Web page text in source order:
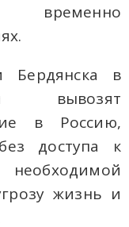
временно
Бердянска в
вывозят
в Россию,
доступа к
жизнь и